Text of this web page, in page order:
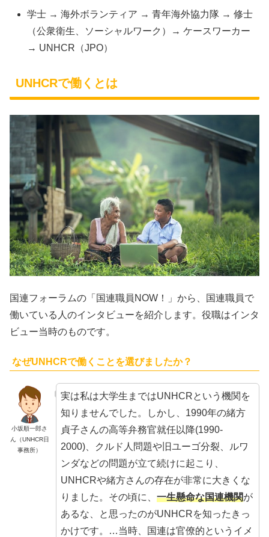
学士 → 海外ボランティア → 青年海外協力隊 → 修士
（公衆衛生、ソーシャルワーク）→ ケースワーカー
→ UNHCR（JPO）
UNHCRで働くとは
国連フォーラムの「国連職員NOW！」から、国連職員で
働いている人のインタビューを紹介します。役職はインタ
ビュー当時のものです。
なぜUNHCRで働くことを選びましたか？
小坂順一郎さ
ん（UNHCR日
事務所）
実は私は大学生まではUNHCRという機関を
知りませんでした。しかし、1990年の緒方
貞子さんの高等弁務官就任以降(1990‐
2000)、クルド人問題や旧ユーゴ分裂、ルワ
ンダなどの問題が立て続けに起こり、
UNHCRや緒方さんの存在が非常に大きくな
りました。その頃に、 一生懸命な国連機関が
あるな、と思ったのがUNHCRを知ったきっ
かけです。…当時、国連は官僚的というイメ